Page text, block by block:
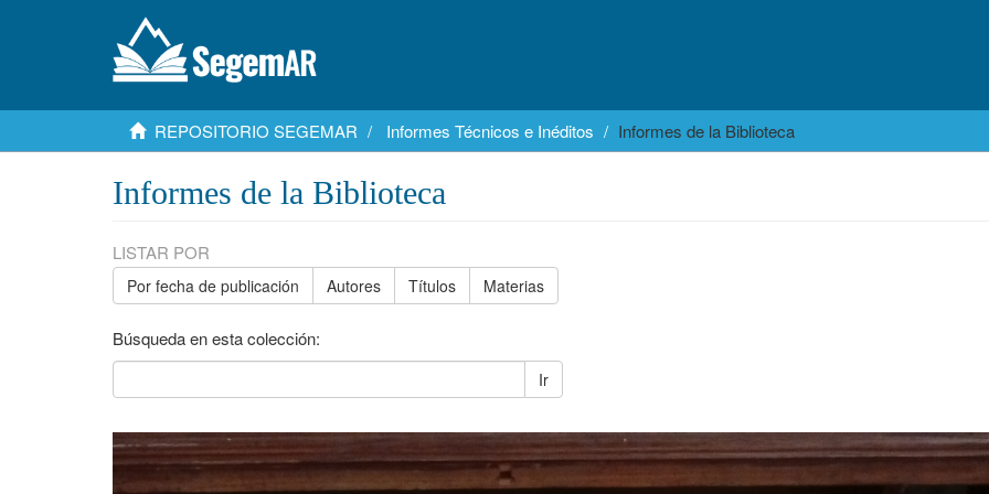
REPOSITORIO SEGEMAR Informes Técnicos e Inéditos Informes de la Biblioteca
Informes de la Biblioteca
LISTAR POR
Por fecha de publicación Autores Títulos Materias
Búsqueda en esta colección:
Ir